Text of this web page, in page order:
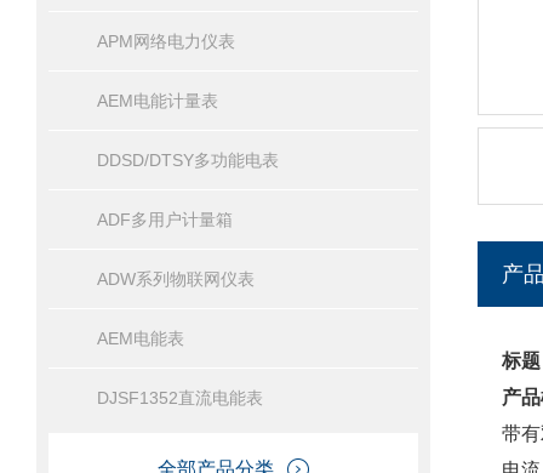
APM网络电力仪表
AEM电能计量表
DDSD/DTSY多功能电表
ADF多用户计量箱
ADW系列物联网仪表
AEM电能表
DJSF1352直流电能表
全部产品分类
产
标
产
带